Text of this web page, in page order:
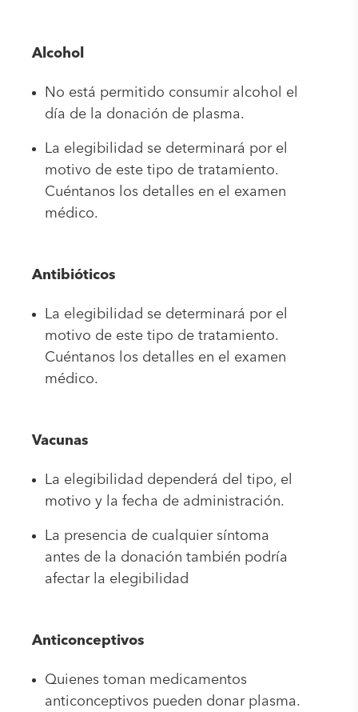
Alcohol
No está permitido consumir alcohol el
día de la donación de plasma.
La elegibilidad se determinará por el
motivo de este tipo de tratamiento.
Cuéntanos los detalles en el examen
médico.
Antibióticos
La elegibilidad se determinará por el
motivo de este tipo de tratamiento.
Cuéntanos los detalles en el examen
médico.
Vacunas
La elegibilidad dependerá del tipo, el
motivo y la fecha de administración.
La presencia de cualquier síntoma
antes de la donación también podría
afectar la elegibilidad
Anticonceptivos
Quienes toman medicamentos
anticonceptivos pueden donar plasma.